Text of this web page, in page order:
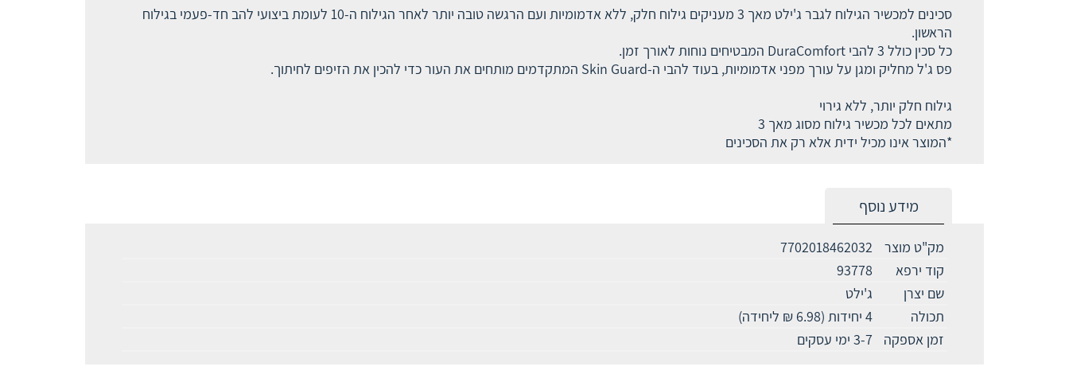
סכינים למכשיר הגילוח לגבר ג'ילט מאך 3 מעניקים גילוח חלק, ללא אדמומיות ועם הרגשה טובה יותר לאחר הגילוח ה-10 לעומת ביצועי להב חד-פעמי בגילוח
הראשון.
כל סכין כולל 3 להבי DuraComfort המבטיחים נוחות לאורך זמן.
פס ג'ל מחליק ומגן על עורך מפני אדמומיות, בעוד להבי ה-Skin Guard המתקדמים מותחים את העור כדי להכין את הזיפים לחיתוך.
גילוח חלק יותר, ללא גירוי
מתאים לכל מכשיר גילוח מסוג מאך 3
*המוצר אינו מכיל ידית אלא רק את הסכינים
מידע נוסף
מק"ט מוצר
7702018462032
קוד ירפא
93778
שם יצרן
ג'ילט
תכולה
4 יחידות (6.98 ₪ ליחידה)
זמן אספקה
3-7 ימי עסקים